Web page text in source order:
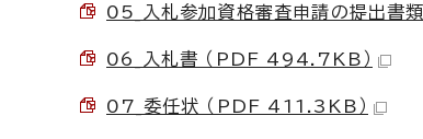
05_入札参加資格審査申請の提出書
06_入札書 （PDF 494.7KB）
07_委任状 （PDF 411.3KB）